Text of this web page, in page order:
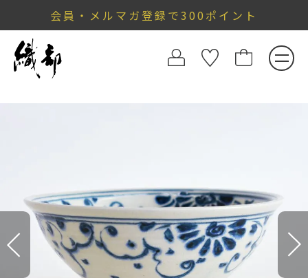
会員・メルマガ登録で300ポイント